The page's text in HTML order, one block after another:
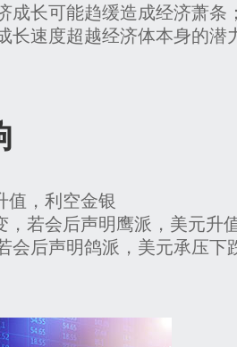
成长可能趋缓造成经济萧条
长速度超越经济体本身的潜
值，利空金银
，若会后声明鹰派，美元升
会后声明鸽派，美元承压下